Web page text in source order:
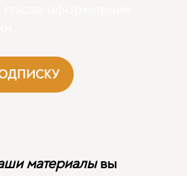
материалывы